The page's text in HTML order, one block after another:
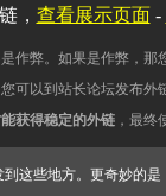
弊。如果是作弊，那
可以到站长论坛发布
获得稳定的外链 ，最终
这些地方。更奇妙的是
， 查看展示页面-